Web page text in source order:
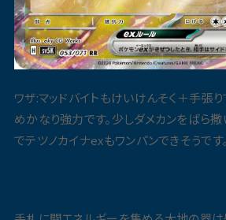
ワザ:マッドバイトもけいけんそく＋手張
めかなり強力です。少しダメカンをばら
でテツノカイナexもワンパンできそうです。